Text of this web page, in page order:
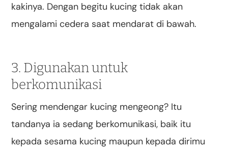
kakinya. Dengan begitu kucing tidak akan
mengalami cedera saat mendarat di bawah.
3. Digunakan untuk
berkomunikasi
Sering mendengar kucing mengeong? Itu
tandanya ia sedang berkomunikasi, baik itu
kepada sesama kucing maupun kepada dirimu